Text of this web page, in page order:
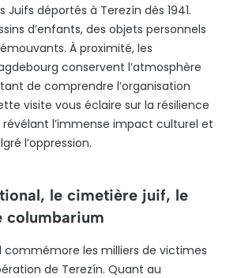
déportés à Terezín dès 1941.
d’enfants, des objets personnels
À proximité, les
conservent l’atmosphère
de comprendre l’organisation
visite vous éclaire sur la résilience
l’immense impact culturel et
l’oppression.
le cimetière juif, le
columbarium
commémore les milliers de victimes
de Terezín. Quant au